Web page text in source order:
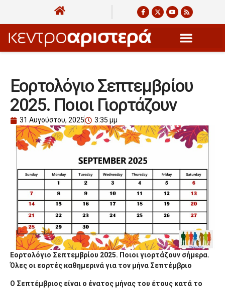
Εορτολόγιο Σεπτεμβρίου
2025. Ποιοι Γιορτάζουν
31 Αυγούστου, 2025 3:35 μμ
Εορτολόγιο Σεπτεμβρίου 2025. Ποιοι γιορτάζουν σήμερα.
Όλες οι εορτές καθημερινά για τον μήνα Σεπτέμβριο
Ο Σεπτέμβριος είναι ο ένατος μήνας του έτους κατά το